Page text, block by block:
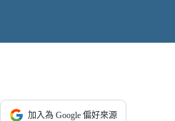
加入為 Google 偏好來源